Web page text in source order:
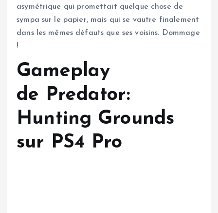
asymétrique qui promettait quelque chose de
sympa sur le papier, mais qui se vautre finalement
dans les mêmes défauts que ses voisins. Dommage
!
Gameplay
de Predator:
Hunting Grounds
sur PS4 Pro